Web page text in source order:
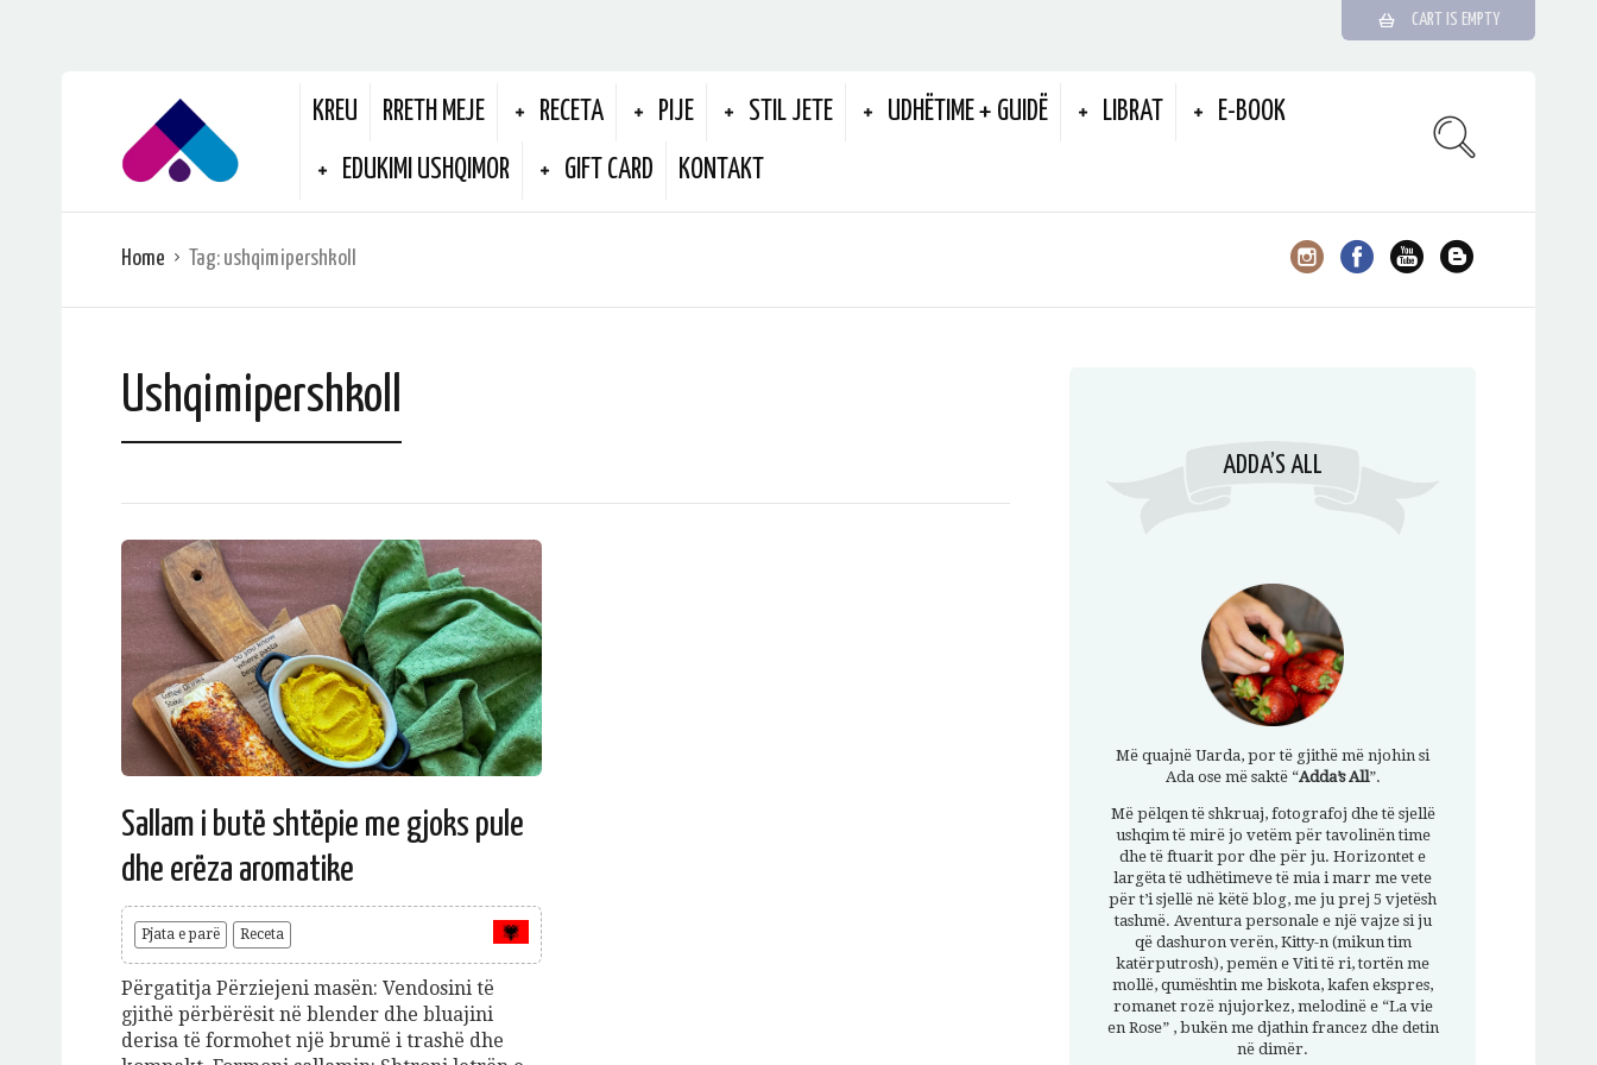
CART IS EMPTY
KREU RRETH MEJE RECETA PIJE STIL JETE UDHËTIME + GUIDË LIBRAT E-BOOK
EDUKIMI USHQIMOR GIFT CARD KONTAKT
Home Tag: ushqimipershkoll
Ushqimipershkoll
Sallam i butë shtëpie me gjoks pule
dhe erëza aromatike
Pjata e parë Receta
Përgatitja Përziejeni masën: Vendosini të
gjithë përbërësit në blender dhe bluajini
derisa të formohet një brumë i trashë dhe
ADDA’S ALL
Më quajnë Uarda, por të gjithë më njohin si
Ada ose më saktë “Adda’s All”.
Më pëlqen të shkruaj, fotografoj dhe të sjellë
ushqim të mirë jo vetëm për tavolinën time
dhe të ftuarit por dhe për ju. Horizontet e
largëta të udhëtimeve të mia i marr me vete
për t’i sjellë në këtë blog, me ju prej 5 vjetësh
tashmë. Aventura personale e një vajze si ju
që dashuron verën, Kitty-n (mikun tim
katërputrosh), pemën e Viti të ri, tortën me
mollë, qumështin me biskota, kafen ekspres,
romanet rozë njujorkez, melodinë e “La vie
en Rose” , bukën me djathin francez dhe detin
në dimër.